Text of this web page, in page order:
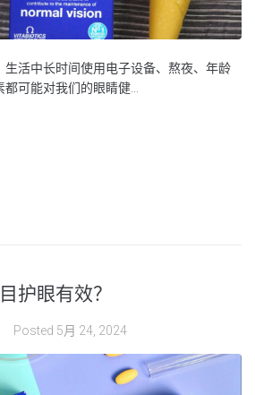
生活中长时间使用电子设备、熬夜、年龄
可能对我们的眼睛健...
护眼有效？
Posted 5月 24, 2024